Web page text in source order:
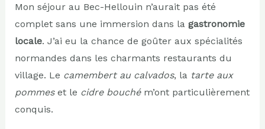
Mon séjour au Bec-Hellouin n’aurait pas été
complet sans une immersion dans la gastronomie
locale. J’ai eu la chance de goûter aux spécialités
normandes dans les charmants restaurants du
village. Le camembert au calvados, la tarte aux
pommeset le cidre bouchém’ont particulièrement
conquis.